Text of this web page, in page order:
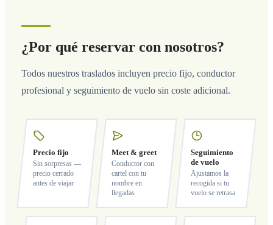
¿Por qué reservar con nosotros?
Todos nuestros traslados incluyen precio fijo, conductor
profesional y seguimiento de vuelo sin coste adicional.
Precio fijo
Sin sorpresas —
precio cerrado
antes de viajar
Meet & greet
Conductor con
cartel con tu
nombre en
llegadas
Seguimiento
de vuelo
Ajustamos la
recogida si tu
vuelo se retrasa